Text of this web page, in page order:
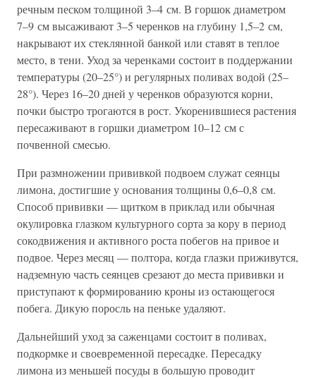
речным песком толщиной 3–4 см. В горшок диаметром
7–9 см высаживают 3–5 черенков на глубину 1,5–2 см,
накрывают их стеклянной банкой или ставят в теплое
место, в тени. Уход за черенками состоит в поддержании
температуры (20–25°) и регулярных поливах водой (25–
28°). Через 16–20 дней у черенков образуются корни,
почки быстро трогаются в рост. Укоренившиеся растения
пересаживают в горшки диаметром 10–12 см с
почвенной смесью.
При размножении прививкой подвоем служат сеянцы
лимона, достигшие у основания толщины 0,6–0,8 см.
Способ прививки — щитком в приклад или обычная
окулировка глазком культурного сорта за кору в период
сокодвижения и активного роста побегов на привое и
подвое. Через месяц — полтора, когда глазки приживутся,
надземную часть сеянцев срезают до места прививки и
приступают к формированию кроны из остающегося
побега. Дикую поросль на пеньке удаляют.
Дальнейший уход за саженцами состоит в поливах,
подкормке и своевременной пересадке. Пересадку
лимона из меньшей посуды в большую проводит